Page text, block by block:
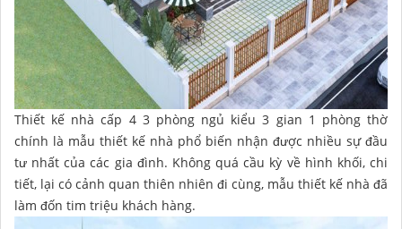
Thiết kế nhà cấp 4 3 phòng ngủ kiểu 3 gian 1 phòng thờ
chính là mẫu thiết kế nhà phổ biến nhận được nhiều sự đầu
tư nhất của các gia đình. Không quá cầu kỳ về hình khối, chi
tiết, lại có cảnh quan thiên nhiên đi cùng, mẫu thiết kế nhà đã
làm đốn tim triệu khách hàng.